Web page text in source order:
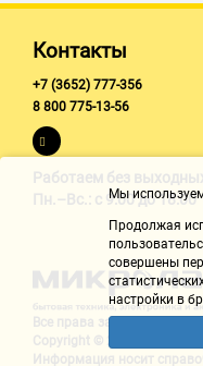
Контакты
+7 (3652) 777-356
8 800 775-13-56
Работаем без
Пн.–Вс.: с 9:00 до 18:00
Все права защищены
Copyright © 2002-2026
Информация носит
Мы
Продолжая
совершены
настройки в